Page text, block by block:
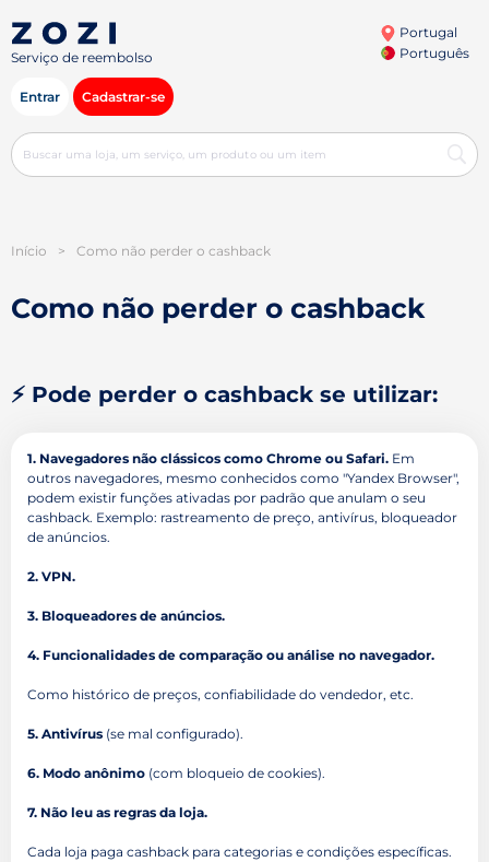
Serviço de reembolso
Portugal
Português
Entrar Cadastrar-se
Início > Como não perder o cashback
Como não perder o cashback
⚡ Pode perder o cashback se utilizar:
1. Navegadores não clássicos como Chrome ou Safari. Em
outros navegadores, mesmo conhecidos como "Yandex Browser",
podem existir funções ativadas por padrão que anulam o seu
cashback. Exemplo: rastreamento de preço, antivírus, bloqueador
de anúncios.
2. VPN.
3. Bloqueadores de anúncios.
4. Funcionalidades de comparação ou análise no navegador.
Como histórico de preços, confiabilidade do vendedor, etc.
5. Antivírus (se mal configurado).
6. Modo anônimo (com bloqueio de cookies).
7. Não leu as regras da loja.
Cada loja paga cashback para categorias e condições específicas.